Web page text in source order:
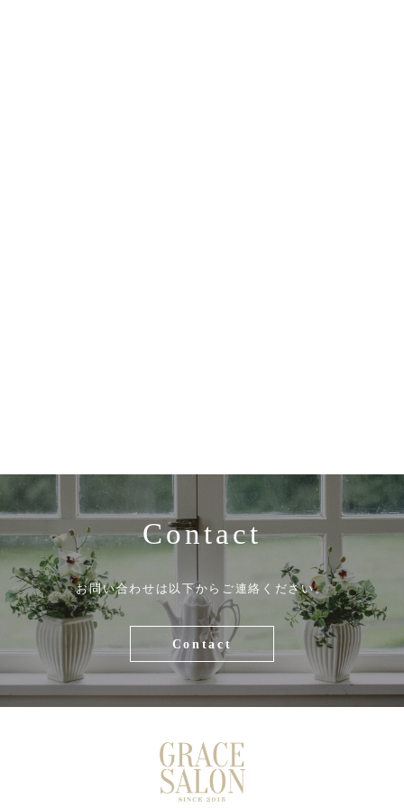
Contact
お問い合わせは以下からご連絡ください。
Contact